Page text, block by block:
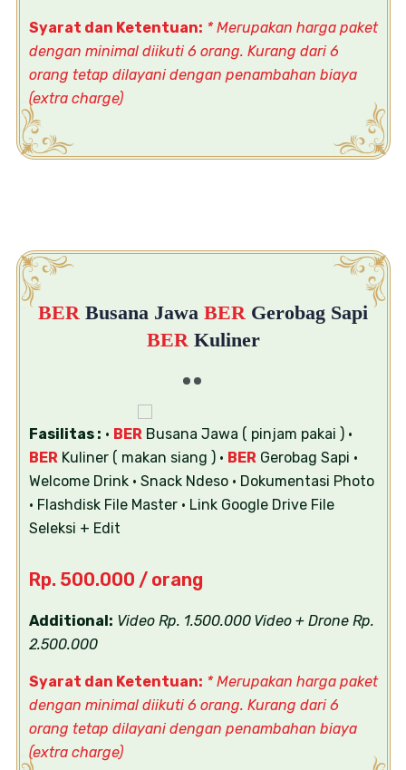
Syarat dan Ketentuan: * Merupakan harga paket
dengan minimal diikuti 6 orang. Kurang dari 6
orang tetap dilayani dengan penambahan biaya
(extra charge)
BER Busana Jawa BER Gerobag Sapi
BER Kuliner
Fasilitas : • BERBusana Jawa ( pinjam pakai )•
BERKuliner ( makan siang )• BERGerobag Sapi •
Welcome Drink• Snack Ndeso• Dokumentasi Photo
• Flashdisk File Master• Link Google Drive File
Seleksi + Edit
Rp. 500.000 / orang
Additional: Video Rp. 1.500.000Video + Drone Rp.
2.500.000
Syarat dan Ketentuan: * Merupakan harga paket
dengan minimal diikuti 6 orang. Kurang dari 6
orang tetap dilayani dengan penambahan biaya
(extra charge)